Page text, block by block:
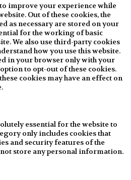
improve your experience while
Out of these cookies, the
as necessary are stored on your
for the working of basic
We also use third-party cookies
how you use this website.
in your browser only with your
to opt-out of these cookies.
cookies may have an effect on
essential for the website to
only includes cookies that
and security features of the
store any personal information.